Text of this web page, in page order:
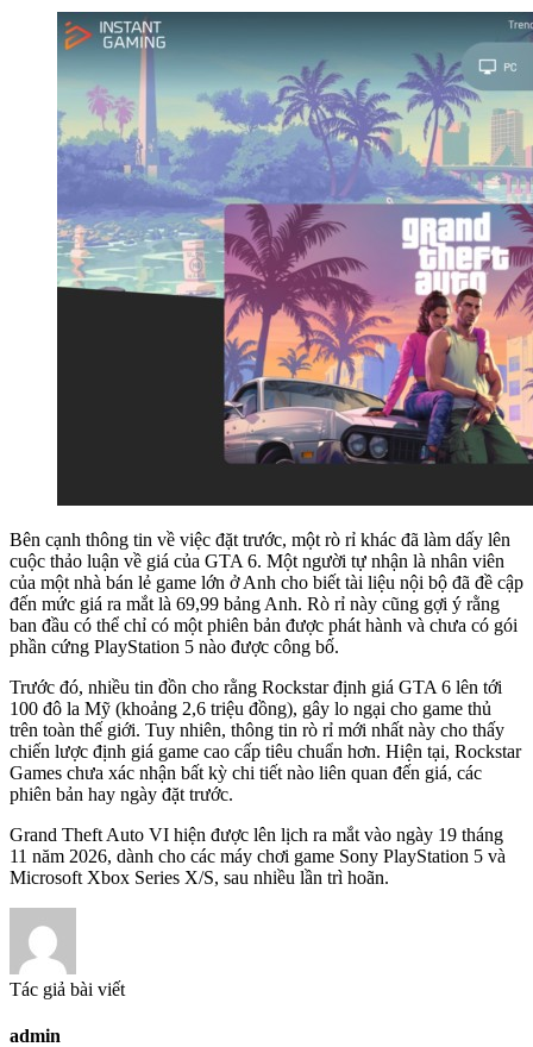
Bên cạnh thông tin về việc đặt trước, một rò rỉ khác đã làm dấy lên
cuộc thảo luận về giá của GTA 6. Một người tự nhận là nhân viên
của một nhà bán lẻ game lớn ở Anh cho biết tài liệu nội bộ đã đề cập
đến mức giá ra mắt là 69,99 bảng Anh. Rò rỉ này cũng gợi ý rằng
ban đầu có thể chỉ có một phiên bản được phát hành và chưa có gói
phần cứng PlayStation 5 nào được công bố.
Trước đó, nhiều tin đồn cho rằng Rockstar định giá GTA 6 lên tới
100 đô la Mỹ (khoảng 2,6 triệu đồng), gây lo ngại cho game thủ
trên toàn thế giới. Tuy nhiên, thông tin rò rỉ mới nhất này cho thấy
chiến lược định giá game cao cấp tiêu chuẩn hơn. Hiện tại, Rockstar
Games chưa xác nhận bất kỳ chi tiết nào liên quan đến giá, các
phiên bản hay ngày đặt trước.
Grand Theft Auto VI hiện được lên lịch ra mắt vào ngày 19 tháng
11 năm 2026, dành cho các máy chơi game Sony PlayStation 5 và
Microsoft Xbox Series X/S, sau nhiều lần trì hoãn.
Tác giả bài viết
admin